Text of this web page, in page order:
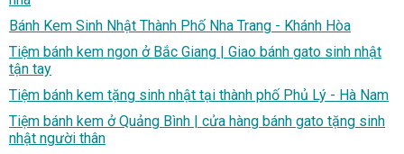
Bánh Kem Sinh Nhật Thành Phố Nha Trang - Khánh Hòa
Tiệm bánh kem ngon ở Bắc Giang | Giao bánh gato sinh nhật
tận tay
Tiệm bánh kem tặng sinh nhật tại thành phố Phủ Lý - Hà Nam
Tiệm bánh kem ở Quảng Bình | cửa hàng bánh gato tặng sinh
nhật người thân